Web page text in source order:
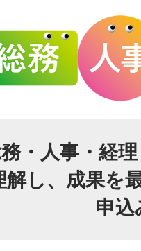
務・人事・経
し、成果を
申